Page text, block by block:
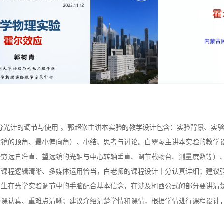
光计的调节与使用”。郭超修主讲本实验的教学设计包含：实验背景、实
镜的顶角、最小偏向角）、小结、思考与讨论。白翠琴主讲本实验的教
远自准直、望远镜的光轴与中心转轴垂直、调节载物台、测量度数等
程逻辑清晰、多媒体运用恰当，白老师的课程设计十分认真详细；建
在光学实验调节中的手脑配合基本信念，在涉及柯西公式的部分要讲
认真、重难点清晰；建议介绍清楚学情和课情，根据学情进行课程设